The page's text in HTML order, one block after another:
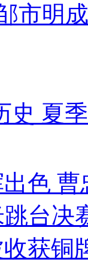
市明
史 夏
色
台决
获铜